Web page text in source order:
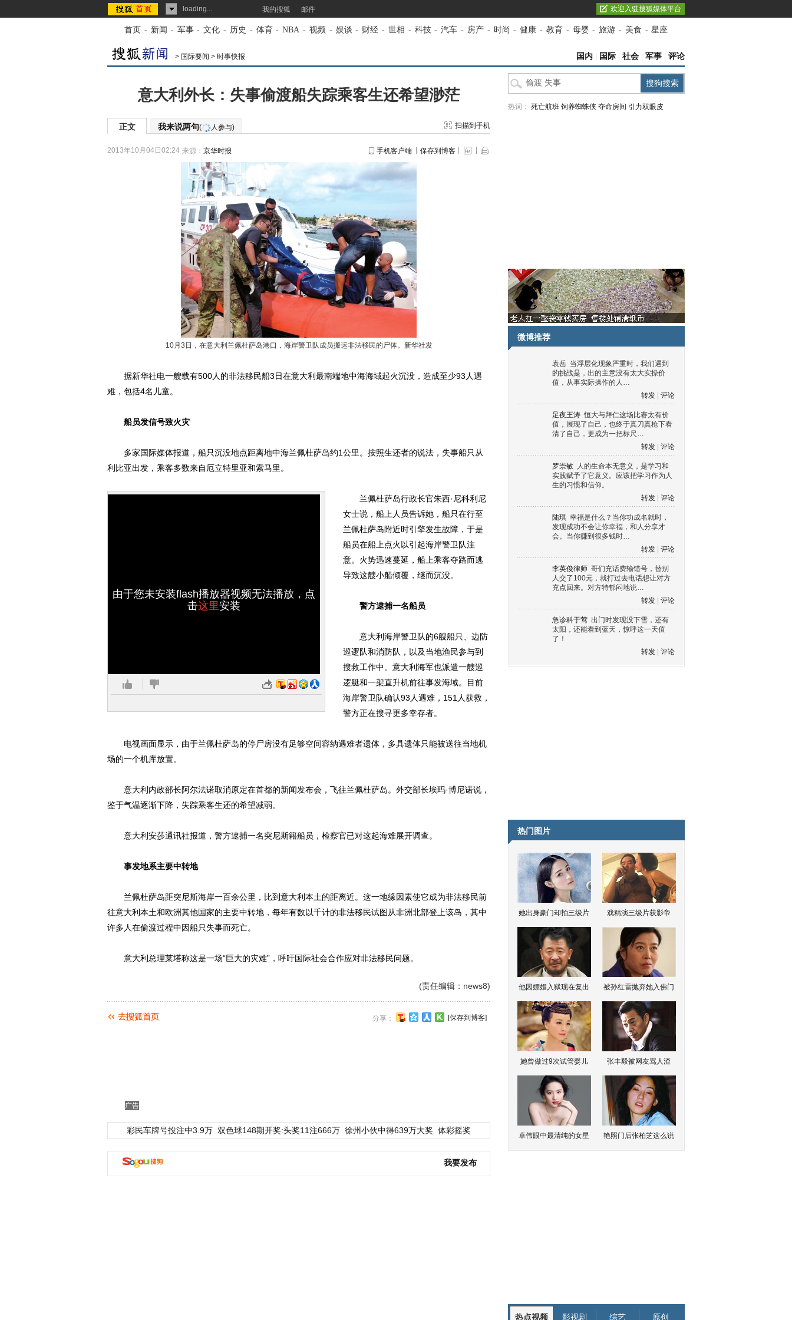
loading... 我的搜狐 邮件 欢迎入驻搜狐媒体平台
首页 - 新闻 - 军事 - 文化 - 历史 - 体育 - NBA - 视频 - 娱谈 - 财经 - 世相 - 科技 - 汽车 - 房产 - 时尚 - 健康 - 教育 - 母婴 - 旅游 - 美食 - 星座
> 国际要闻 > 时事快报 国内 国际 社会 军事 评论
意大利外长：失事偷渡船失踪乘客生还希望渺茫
正文 我来说两句( 人参与) 扫描到手机
2013年10月04日02:24 来源： 京华时报 手机客户端 保存到博客
10月3日，在意大利兰佩杜萨岛港口，海岸警卫队成员搬运非法移民的尸体。新华社发
据新华社电一艘载有500人的非法移民船3日在意大利最南端地中海海域起火沉没，造成至少93人遇
难，包括4名儿童。
船员发信号致火灾
多家国际媒体报道，船只沉没地点距离地中海兰佩杜萨岛约1公里。按照生还者的说法，失事船只从
利比亚出发，乘客多数来自厄立特里亚和索马里。
由于您未安装flash播放器视频无法播放，点
击这里安装
兰佩杜萨岛行政长官朱西·尼科利尼
女士说，船上人员告诉她，船只在行至
兰佩杜萨岛附近时引擎发生故障，于是
船员在船上点火以引起海岸警卫队注
意。火势迅速蔓延，船上乘客夺路而逃
导致这艘小船倾覆，继而沉没。
警方逮捕一名船员
意大利海岸警卫队的6艘船只、边防
巡逻队和消防队，以及当地渔民参与到
搜救工作中。意大利海军也派遣一艘巡
逻艇和一架直升机前往事发海域。目前
海岸警卫队确认93人遇难，151人获救，
警方正在搜寻更多幸存者。
电视画面显示，由于兰佩杜萨岛的停尸房没有足够空间容纳遇难者遗体，多具遗体只能被送往当地机
场的一个机库放置。
意大利内政部长阿尔法诺取消原定在首都的新闻发布会，飞往兰佩杜萨岛。外交部长埃玛·博尼诺说，
鉴于气温逐渐下降，失踪乘客生还的希望减弱。
意大利安莎通讯社报道，警方逮捕一名突尼斯籍船员，检察官已对这起海难展开调查。
事发地系主要中转地
兰佩杜萨岛距突尼斯海岸一百余公里，比到意大利本土的距离近。这一地缘因素使它成为非法移民前
往意大利本土和欧洲其他国家的主要中转地，每年有数以千计的非法移民试图从非洲北部登上该岛，其中
许多人在偷渡过程中因船只失事而死亡。
意大利总理莱塔称这是一场“巨大的灾难”，呼吁国际社会合作应对非法移民问题。
(责任编辑：news8)
分享： [保存到博客]
广告
彩民车牌号投注中3.9万 双色球148期开奖:头奖11注666万 徐州小伙中得639万大奖 体彩摇奖
我要发布
热词： 死亡航班 饲养蜘蛛侠 夺命房间 引力双眼皮
微博推荐
袁岳 当浮层化现象严重时，我们遇到
的挑战是，出的主意没有太大实操价
值，从事实际操作的人…
转发
评论
足夜王涛 恒大与拜仁这场比赛太有价
值，展现了自己，也终于真刀真枪下看
清了自己，更成为一把标尺…
转发
评论
罗崇敏 人的生命本无意义，是学习和
实践赋予了它意义。应该把学习作为人
生的习惯和信仰。
转发
评论
陆琪 幸福是什么？当你功成名就时，
发现成功不会让你幸福，和人分享才
会。当你赚到很多钱时…
转发
评论
李英俊律师 哥们充话费输错号，替别
人交了100元，就打过去电话想让对方
充点回来。对方特郁闷地说…
转发
评论
急诊科于莺 出门时发现没下雪，还有
太阳，还能看到蓝天，惊呼这一天值
了！
转发
评论
热门图片
她出身豪门却拍三级片 戏精演三级片获影帝
他因嫖娼入狱现在复出 被孙红雷抛弃她入佛门
她曾做过9次试管婴儿 张丰毅被网友骂人渣
卓伟眼中最清纯的女星 艳照门后张柏芝这么说
热点视频 影视剧 综艺 原创